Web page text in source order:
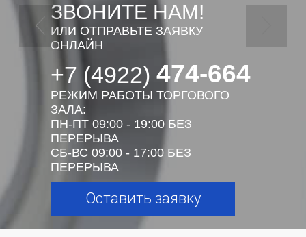
ЗВОНИТЕ НАМ!
ИЛИ ОТПРАВЬТЕ ЗАЯВКУ
ОНЛАЙН
+7 (4922) 474-664
РЕЖИМ РАБОТЫ ТОРГОВОГО
ЗАЛА:
ПН-ПТ 09:00 - 19:00 БЕЗ
ПЕРЕРЫВА
СБ-ВС 09:00 - 17:00 БЕЗ
ПЕРЕРЫВА
Оставить заявку